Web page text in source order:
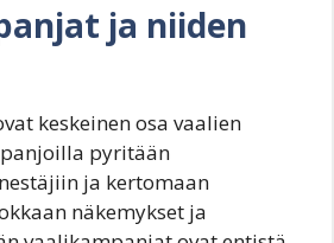
ja niiden
keskeinen osa vaalien
pyritään
ja kertomaan
näkemykset ja